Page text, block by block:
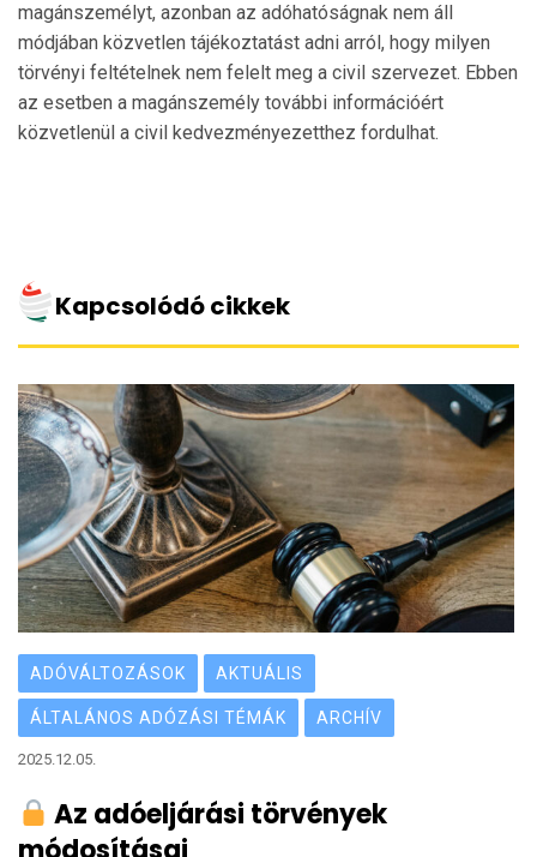
magánszemélyt, azonban az adóhatóságnak nem áll
módjában közvetlen tájékoztatást adni arról, hogy milyen
törvényi feltételnek nem felelt meg a civil szervezet. Ebben
az esetben a magánszemély további információért
közvetlenül a civil kedvezményezetthez fordulhat.
Kapcsolódó cikkek
ADÓVÁLTOZÁSOK AKTUÁLIS
ÁLTALÁNOS ADÓZÁSI TÉMÁK ARCHÍV
2025.12.05.
Az adóeljárási törvények